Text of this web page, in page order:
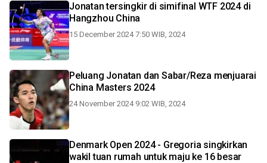
Jonatan tersingkir di simifinal WTF 2024 di
Hangzhou China
15 December 2024 7:50 WIB, 2024
Peluang Jonatan dan Sabar/Reza menjuarai
China Masters 2024
24 November 2024 9:02 WIB, 2024
Denmark Open 2024 - Gregoria singkirkan
wakil tuan rumah untuk maju ke 16 besar